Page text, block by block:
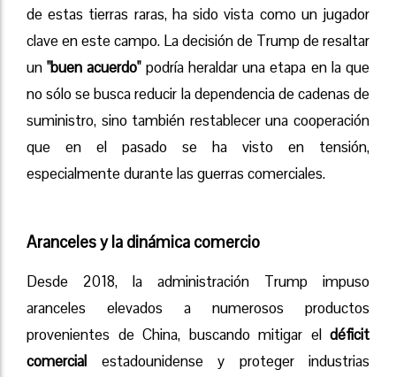
de estas tierras raras, ha sido vista como un jugador
clave en este campo. La decisión de Trump de resaltar
un"buen acuerdo"podría heraldar una etapa en la que
no sólo se busca reducir la dependencia de cadenas de
suministro, sino también restablecer una cooperación
que en el pasado se ha visto en tensión,
especialmente durante las guerras comerciales.
Aranceles y la dinámica comercio
Desde 2018, la administración Trump impuso
aranceles elevados a numerosos productos
provenientes de China, buscando mitigar el déficit
comercial estadounidense y proteger industrias